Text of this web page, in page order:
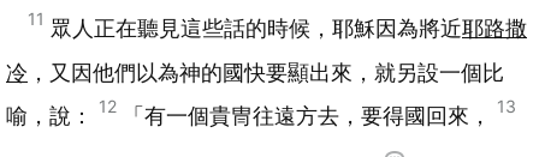
11 眾人正在聽見這些話的時候，耶穌因為將近耶路撒
冷 ，又因他們以為神的國快要顯出來，就另設一個比
喻，說：
12 「有一個貴冑往遠方去，要得國回來， 13